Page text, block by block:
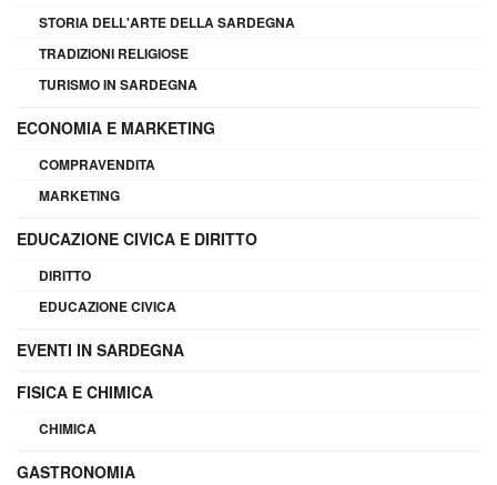
STORIA DELL'ARTE DELLA SARDEGNA
TRADIZIONI RELIGIOSE
TURISMO IN SARDEGNA
ECONOMIA E MARKETING
COMPRAVENDITA
MARKETING
EDUCAZIONE CIVICA E DIRITTO
DIRITTO
EDUCAZIONE CIVICA
EVENTI IN SARDEGNA
FISICA E CHIMICA
CHIMICA
GASTRONOMIA